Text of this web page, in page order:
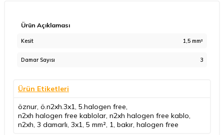
Ürün Açıklaması
Kesit 1,5 mm²
Damar Sayısı 3
Ürün Etiketleri
öznur, ö.n2xh.3x1, 5.halogen free,
n2xh halogen free kablolar, n2xh halogen free kablo,
n2xh, 3 damarlı, 3x1, 5 mm², 1, bakır, halogen free